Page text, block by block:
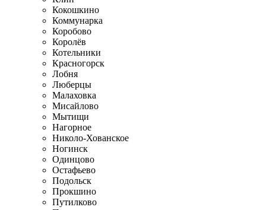
Кокошкино
Коммунарка
Коробово
Королёв
Котельники
Красногорск
Лобня
Люберцы
Малаховка
Мисайлово
Мытищи
Нагорное
Николо-Хованское
Ногинск
Одинцово
Остафьево
Подольск
Прокшино
Путилково